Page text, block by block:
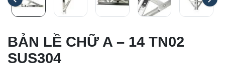
BẢN LỀ CHỮ A – 14 TN02
SUS304